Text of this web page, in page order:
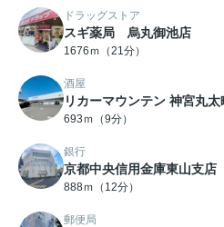
ドラッグストア
スギ薬局 烏丸御池店
1676ｍ（21分）
酒屋
リカーマウンテン 神宮丸太
693ｍ（9分）
銀行
京都中央信用金庫東山支店
888ｍ（12分）
郵便局